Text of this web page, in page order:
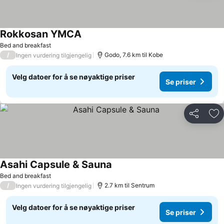
Bed and breakfast
Rokkosan YMCASe priser
/ Ingen vurdering tilgjengelig Godo, 7.6 km til Kobe
Velg datoer for å se nøyaktige priser
Se priser
Del
Bed and breakfast
Asahi Capsule & Sauna
/ Ingen vurdering tilgjengelig 2.7 km til Sentrum
Velg datoer for å se nøyaktige priser
Se priser